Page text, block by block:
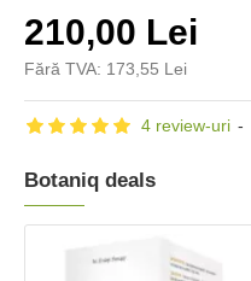
4 review-uri -
210,00 Lei
Fără TVA: 173,55 Lei
Botaniq deals